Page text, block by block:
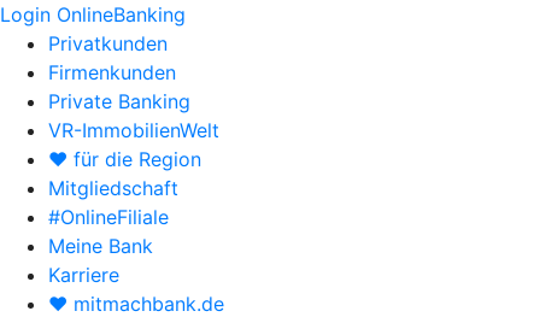
Login OnlineBanking
Privatkunden
Firmenkunden
Private Banking
VR-ImmobilienWelt
♥ für die Region
Mitgliedschaft
#OnlineFiliale
Meine Bank
Karriere
♥ mitmachbank.de